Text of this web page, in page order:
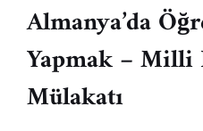
Almanya’da
Yapmak –
Mülakatı